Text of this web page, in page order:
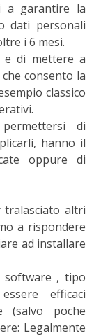
a garantire la
dati personali
i 6 mesi.
e di mettere a
consento la
classico
di
hanno il
oppure di
altri
a rispondere
ad installare
software , tipo
efficaci
(salvo poche
Legalmente